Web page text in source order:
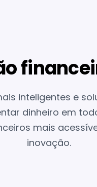
inteligentes e
dinheiro em
mais
inovação.